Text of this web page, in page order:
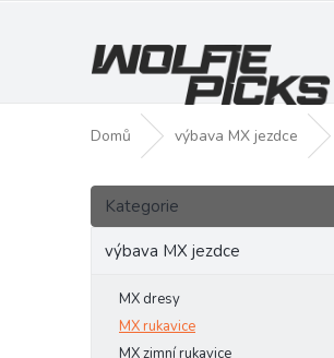
Domů výbava MX jezdce
P
s
Přeskočit
kategorie
Kategorie
výbava MX jezdce
MX dresy
MX rukavice
MX zimní rukavice